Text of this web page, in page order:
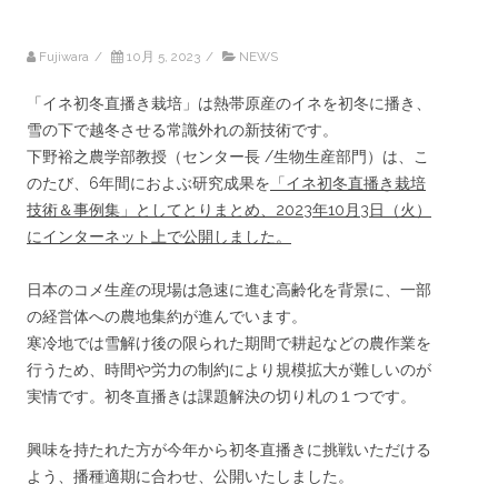
Fujiwara / 10月 5, 2023 / NEWS
「イネ初冬直播き栽培」は熱帯原産のイネを初冬に播き、
雪の下で越冬させる常識外れの新技術です。
下野裕之農学部教授（センター長 /生物生産部門）は、こ
のたび、6年間におよぶ研究成果を 「イネ初冬直播き栽培
技術＆事例集」としてとりまとめ、2023年10月3日（火）
にインターネット上で公開しました。
日本のコメ生産の現場は急速に進む高齢化を背景に、一部
の経営体への農地集約が進んでいます。
寒冷地では雪解け後の限られた期間で耕起などの農作業を
行うため、時間や労力の制約により規模拡大が難しいのが
実情です。初冬直播きは課題解決の切り札の１つです。
興味を持たれた方が今年から初冬直播きに挑戦いただける
よう、播種適期に合わせ、公開いたしました。